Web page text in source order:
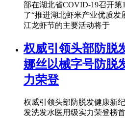
部在湖北省COVID-19召开第
了“推进湖北虾米产业优质发
江龙虾节的主要活动将于
权威引领头部防脱
娜丝以械字号防脱
力荣登
权威引领头部防脱发健康新
发洗发水医用级实力荣登榜